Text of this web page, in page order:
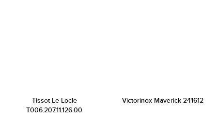
Tissot Le Locle
T006.207.11.126.00
Victorinox Maverick 241612